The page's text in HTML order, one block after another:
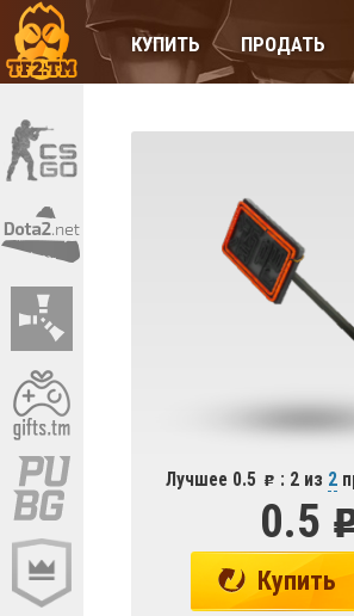
КУПИТЬ ПРОДАТЬ
Лучшее 0.5 : 2 из 2
0.5
Купить